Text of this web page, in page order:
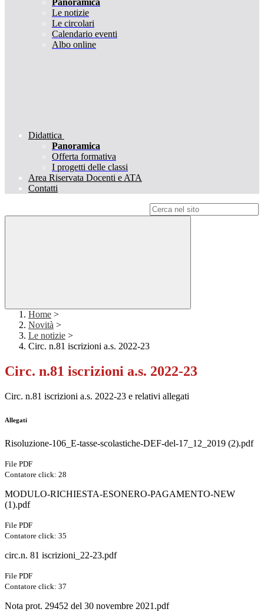
Panoramica
Le notizie
Le circolari
Calendario eventi
Albo online
Didattica
Panoramica
Offerta formativa
I progetti delle classi
Area Riservata Docenti e ATA
Contatti
Home >
Novità >
Le notizie >
Circ. n.81 iscrizioni a.s. 2022-23
Circ. n.81 iscrizioni a.s. 2022-23
Circ. n.81 iscrizioni a.s. 2022-23 e relativi allegati
Allegati
Risoluzione-106_E-tasse-scolastiche-DEF-del-17_12_2019 (2).pdf
File PDF
Contatore click: 28
MODULO-RICHIESTA-ESONERO-PAGAMENTO-NEW
(1).pdf
File PDF
Contatore click: 35
circ.n. 81 iscrizioni_22-23.pdf
File PDF
Contatore click: 37
Nota prot. 29452 del 30 novembre 2021.pdf